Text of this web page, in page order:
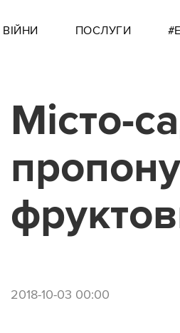
ВІЙНИ ПОСЛУГИ
Місто-
2018-10-03 00:00